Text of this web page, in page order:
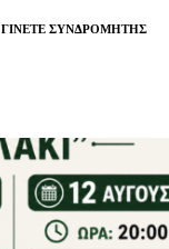
ΓΊΝΕΤΕ ΣΥΝΔΡΟΜΗΤΉΣ